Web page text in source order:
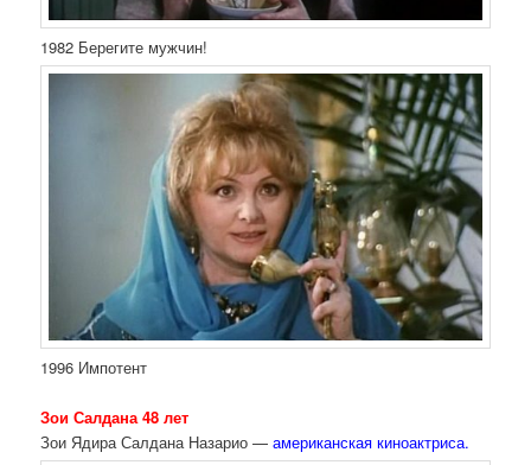
1982 Берегите мужчин!
1996 Импотент
Зои Салдана 48 лет
Зои Ядира Салдана Назарио — американская киноактриса.